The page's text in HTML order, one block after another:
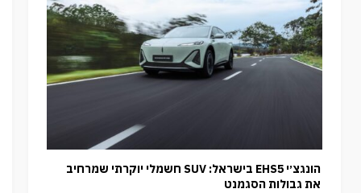
הונגצ׳י EHS5 בישראל: SUV חשמלי יוקרתי שמרחיב
את גבולות הסגמנט